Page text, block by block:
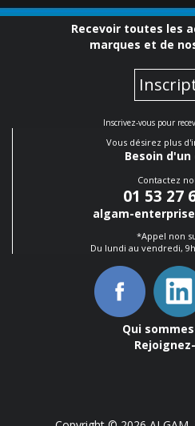
Recevoir toutes les
marques et de
Inscrivez-vous pour
Vous désirez plus
Besoin d'un
Contactez
01 53 27
algam-
*Appel non
Du lundi au vendredi,
Qui